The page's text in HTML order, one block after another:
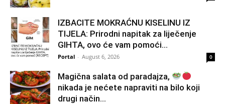
IZBACITE MOKRAĆNU KISELINU IZ
TIJELA: Prirodni napitak za liječenje
GIHTA, ovo će vam pomoći...
Portal - August 6, 2026 0
Magična salata od paradajza,
nikada je nećete napraviti na bilo koji
drugi način…